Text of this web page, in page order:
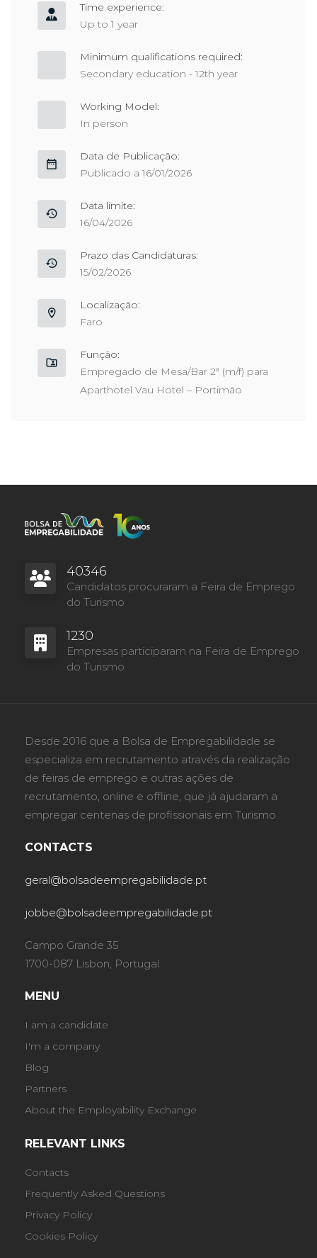
Time experience:
Up to 1 year
Minimum qualifications required:
Secondary education - 12th year
Working Model:
In person
Data de Publicação:
Publicado a 16/01/2026
Data limite:
16/04/2026
Prazo das Candidaturas:
15/02/2026
Localização:
Faro
Função:
Empregado de Mesa/Bar 2ª (m/f) para
Aparthotel Vau Hotel – Portimão
40346
Candidatos procuraram a Feira de Emprego
do Turismo
1230
Empresas participaram na Feira de Emprego
do Turismo
Desde 2016 que a Bolsa de Empregabilidade se
especializa em recrutamento através da realização
de feiras de emprego e outras ações de
recrutamento, online e offline, que já ajudaram a
empregar centenas de profissionais em Turismo.
CONTACTS
geral@bolsadeempregabilidade.pt
jobbe@bolsadeempregabilidade.pt
Campo Grande 35
1700-087 Lisbon, Portugal
MENU
I am a candidate
I'm a company
Blog
Partners
About the Employability Exchange
RELEVANT LINKS
Contacts
Frequently Asked Questions
Privacy Policy
Cookies Policy